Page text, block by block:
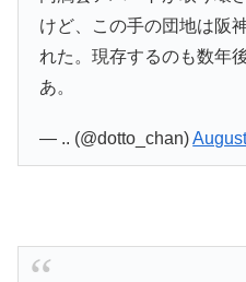
けど、この手の団地は阪
れた。現存するのも数年
あ。
— .. (@dotto_chan)